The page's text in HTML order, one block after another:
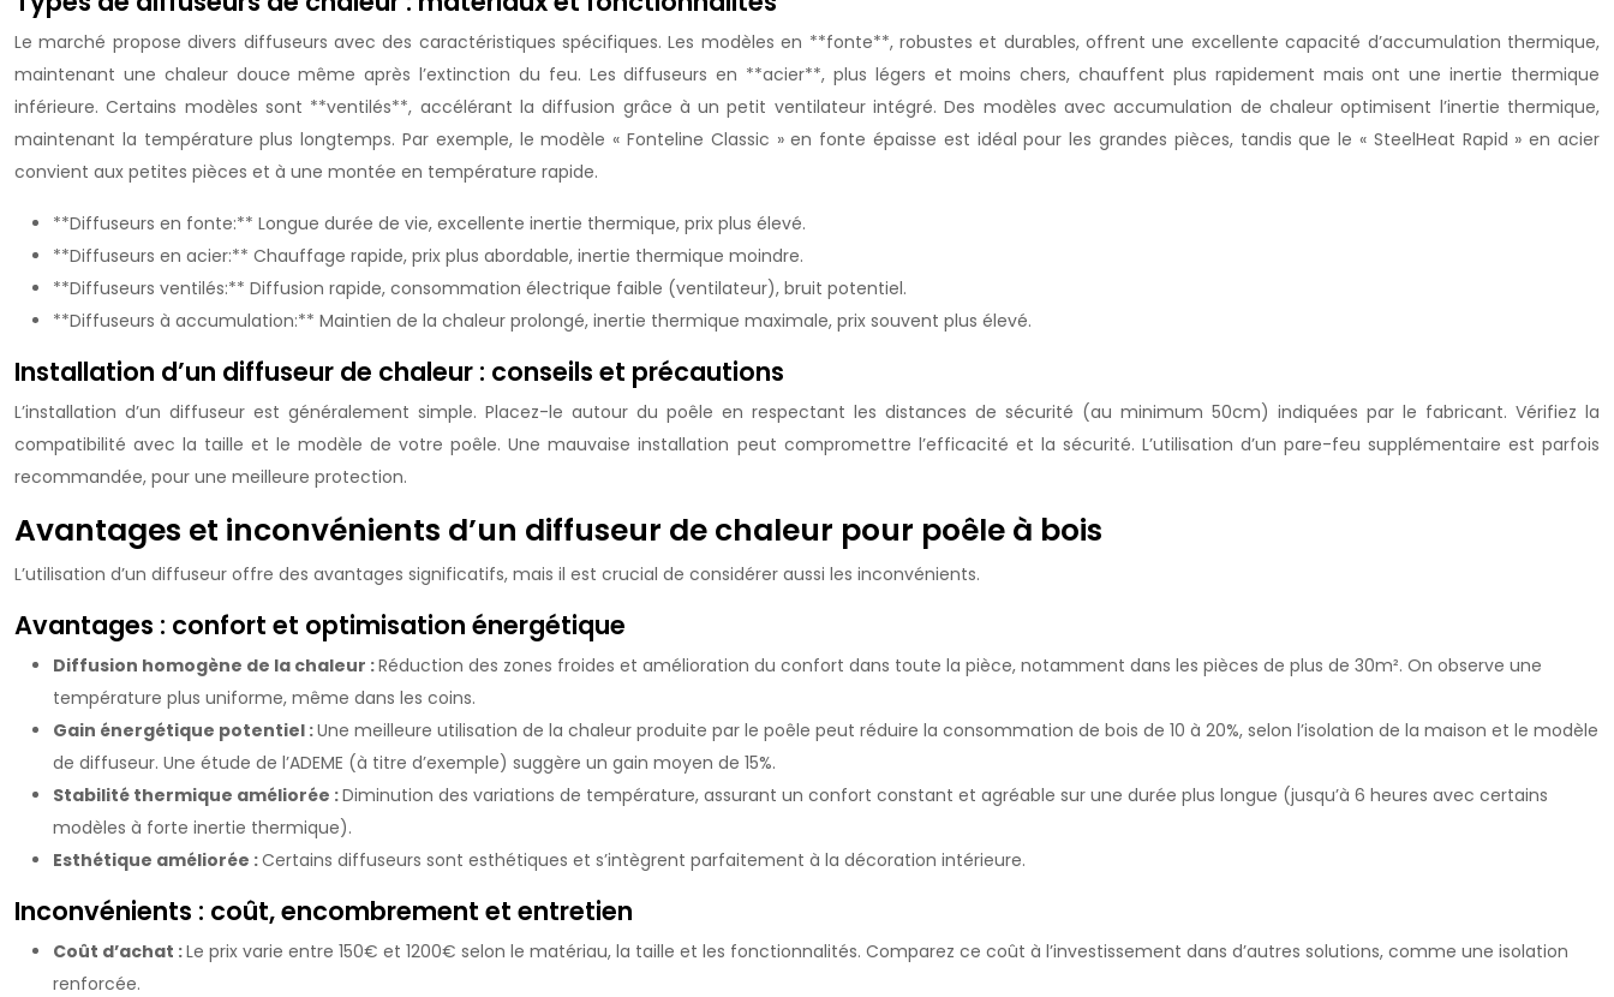
Le marché propose divers diffuseurs avec des caractéristiques spécifiques. Les modèles en **fonte**, robustes et durables, offrent une excellente capacité d’accumulation thermique,
maintenant une chaleur douce même après l’extinction du feu. Les diffuseurs en **acier**, plus légers et moins chers, chauffent plus rapidement mais ont une inertie thermique
inférieure. Certains modèles sont **ventilés**, accélérant la diffusion grâce à un petit ventilateur intégré. Des modèles avec accumulation de chaleur optimisent l’inertie thermique,
maintenant la température plus longtemps. Par exemple, le modèle « Fonteline Classic » en fonte épaisse est idéal pour les grandes pièces, tandis que le « SteelHeat Rapid » en acier
convient aux petites pièces et à une montée en température rapide.
**Diffuseurs en fonte:** Longue durée de vie, excellente inertie thermique, prix plus élevé.
**Diffuseurs en acier:** Chauffage rapide, prix plus abordable, inertie thermique moindre.
**Diffuseurs ventilés:** Diffusion rapide, consommation électrique faible (ventilateur), bruit potentiel.
**Diffuseurs à accumulation:** Maintien de la chaleur prolongé, inertie thermique maximale, prix souvent plus élevé.
Installation d’un diffuseur de chaleur : conseils et précautions
L’installation d’un diffuseur est généralement simple. Placez-le autour du poêle en respectant les distances de sécurité (au minimum 50cm) indiquées par le fabricant. Vérifiez la
compatibilité avec la taille et le modèle de votre poêle. Une mauvaise installation peut compromettre l’efficacité et la sécurité. L’utilisation d’un pare-feu supplémentaire est parfois
recommandée, pour une meilleure protection.
Avantages et inconvénients d’un diffuseur de chaleur pour poêle à bois
L’utilisation d’un diffuseur offre des avantages significatifs, mais il est crucial de considérer aussi les inconvénients.
Avantages : confort et optimisation énergétique
Diffusion homogène de la chaleur :Réduction des zones froides et amélioration du confort dans toute la pièce, notamment dans les pièces de plus de 30m². On observe une
température plus uniforme, même dans les coins.
Gain énergétique potentiel :Une meilleure utilisation de la chaleur produite par le poêle peut réduire la consommation de bois de 10 à 20%, selon l’isolation de la maison et le modèle
de diffuseur. Une étude de l’ADEME (à titre d’exemple) suggère un gain moyen de 15%.
Stabilité thermique améliorée :Diminution des variations de température, assurant un confort constant et agréable sur une durée plus longue (jusqu’à 6 heures avec certains
modèles à forte inertie thermique).
Esthétique améliorée :Certains diffuseurs sont esthétiques et s’intègrent parfaitement à la décoration intérieure.
Inconvénients : coût, encombrement et entretien
Coût d’achat :Le prix varie entre 150€ et 1200€ selon le matériau, la taille et les fonctionnalités. Comparez ce coût à l’investissement dans d’autres solutions, comme une isolation
renforcée.